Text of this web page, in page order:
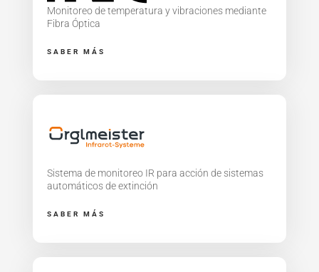
Monitoreo de temperatura y vibraciones mediante
Fibra Óptica
SABER MÁS
Sistema de monitoreo IR para acción de sistemas
automáticos de extinción
SABER MÁS